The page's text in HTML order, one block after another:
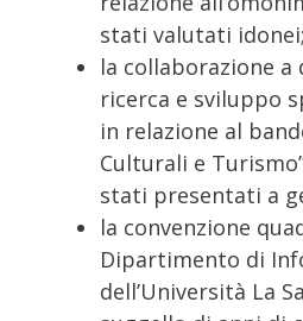
stati valutati idonei;
la collaborazione
ricerca e sviluppo
in relazione al
Culturali e
stati presentati a
la convenzione
Dipartimento di
dell’Università La